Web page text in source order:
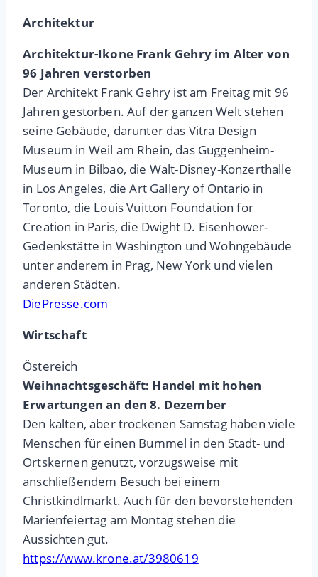
Architektur
Architektur-Ikone Frank Gehry im Alter von
96 Jahren verstorben
Der Architekt Frank Gehry ist am Freitag mit 96
Jahren gestorben. Auf der ganzen Welt stehen
seine Gebäude, darunter das Vitra Design
Museum in Weil am Rhein, das Guggenheim-
Museum in Bilbao, die Walt-Disney-Konzerthalle
in Los Angeles, die Art Gallery of Ontario in
Toronto, die Louis Vuitton Foundation for
Creation in Paris, die Dwight D. Eisenhower-
Gedenkstätte in Washington und Wohngebäude
unter anderem in Prag, New York und vielen
anderen Städten.
DiePresse.com
Wirtschaft
Östereich
Weihnachtsgeschäft: Handel mit hohen
Erwartungen an den 8. Dezember
Den kalten, aber trockenen Samstag haben viele
Menschen für einen Bummel in den Stadt- und
Ortskernen genutzt, vorzugsweise mit
anschließendem Besuch bei einem
Christkindlmarkt. Auch für den bevorstehenden
Marienfeiertag am Montag stehen die
Aussichten gut.
https://www.krone.at/3980619